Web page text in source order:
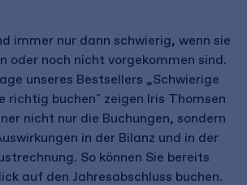
immer nur dann schwierig, wenn sie
oder noch nicht vorgekommen sind.
unseres Bestsellers „Schwierige
richtig buchen" zeigen Iris Thomsen
nicht nur die Buchungen, sondern
in der Bilanz und in der
So können Sie bereits
auf den Jahresabschluss buchen.